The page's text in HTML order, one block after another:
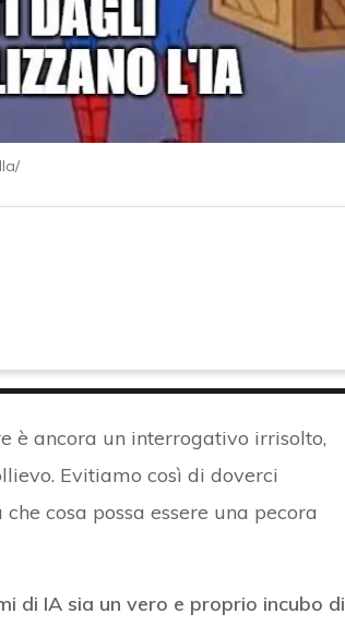
è ancora un interrogativo irrisolto,
Evitiamo così di doverci
cosa possa essere una pecora
di IA sia un vero e proprio incubo di
A